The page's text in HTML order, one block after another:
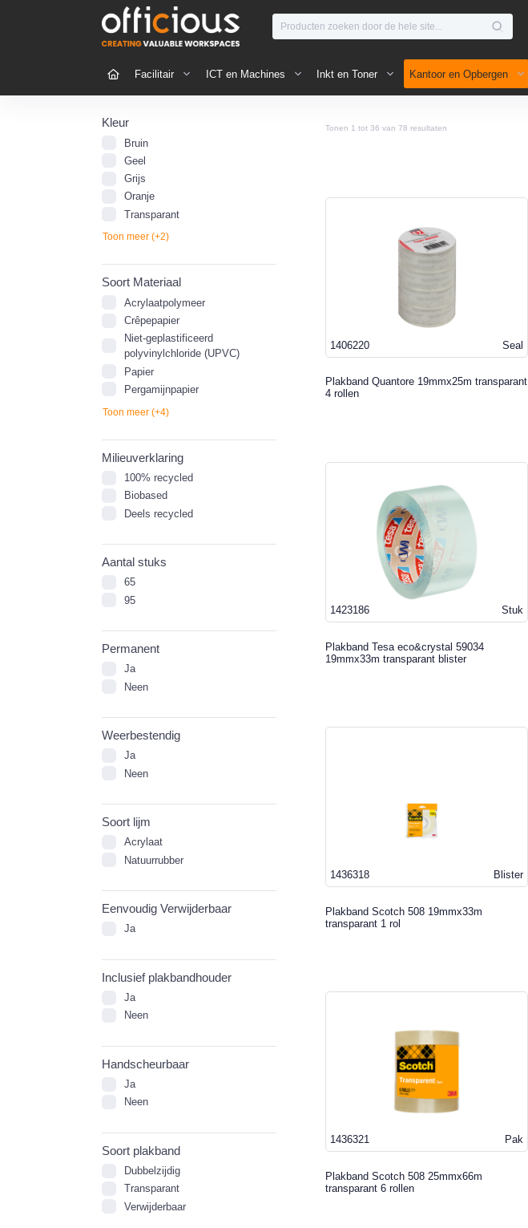
Facilitair ICT en Machines Inkt en Toner Kantoor en Opbergen
Kleur
Bruin
Geel
Grijs
Oranje
Transparant
Toon meer (+2)
Soort Materiaal
Acrylaatpolymeer
Crêpepapier
Niet-geplastificeerd
polyvinylchloride (UPVC)
Papier
Pergamijnpapier
Toon meer (+4)
Milieuverklaring
100% recycled
Biobased
Deels recycled
Aantal stuks
65
95
Permanent
Ja
Neen
Weerbestendig
Ja
Neen
Soort lijm
Acrylaat
Natuurrubber
Eenvoudig Verwijderbaar
Ja
Inclusief plakbandhouder
Ja
Neen
Handscheurbaar
Ja
Neen
Soort plakband
Dubbelzijdig
Transparant
Verwijderbaar
Tonen 1 tot 36 van 78 resultaten
Seal
1406220
Plakband Quantore 19mmx25m transparant
4 rollen
Stuk
1423186
Plakband Tesa eco&crystal 59034
19mmx33m transparant blister
Blister
1436318
Plakband Scotch 508 19mmx33m
transparant 1 rol
Pak
1436321
Plakband Scotch 508 25mmx66m
transparant 6 rollen